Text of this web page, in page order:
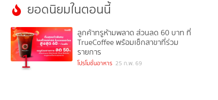
ยอดนิยมในตอนนี้
1
ลูกค้าทรูห้ามพลาด ส่วนลด 60 บาท ที่
TrueCoffee พร้อมเช็กสาขาที่ร่วม
รายการ
โปรโมชั่นอาหาร 25 ก.พ. 69